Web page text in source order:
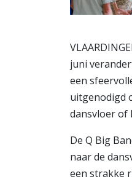
juni
een
uitgenodigd
dansvloer of
De Q Big
naar de
een strakke